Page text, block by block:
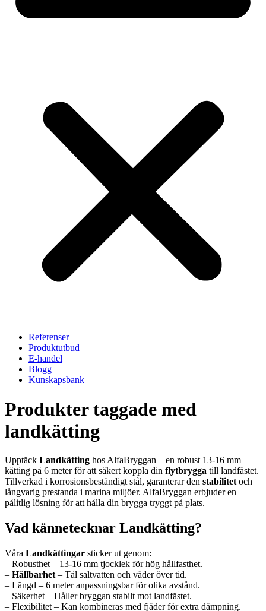
Referenser
Produktutbud
E-handel
Blogg
Kunskapsbank
Produkter taggade med
landkätting
Upptäck Landkätting hos AlfaBryggan – en robust 13-16 mm
kätting på 6 meter för att säkert koppla din flytbrygga till landfästet.
Tillverkad i korrosionsbeständigt stål, garanterar den stabilitet och
långvarig prestanda i marina miljöer. AlfaBryggan erbjuder en
pålitlig lösning för att hålla din brygga tryggt på plats.
Vad kännetecknar Landkätting?
Våra Landkättingar sticker ut genom:
– Robusthet – 13-16 mm tjocklek för hög hållfasthet.
– Hållbarhet – Tål saltvatten och väder över tid.
– Längd – 6 meter anpassningsbar för olika avstånd.
– Säkerhet – Håller bryggan stabilt mot landfästet.
– Flexibilitet – Kan kombineras med fjäder för extra dämpning.